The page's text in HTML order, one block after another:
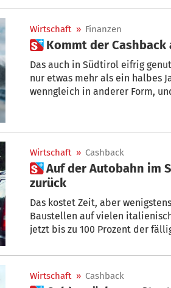
Wirtschaft » Finanzen
 Kommt der
Das auch in Südtirol eifrig
nur etwas mehr als ein halbes
wenngleich in anderer Form,
Wirtschaft » Cashback
 Auf der Autobahn im Stau? Ab jetzt bekommen Sie die Maut
zurück
Das kostet Zeit, aber
Baustellen auf vielen
jetzt bis zu 100 Prozent der fälligen Maut zurück.
Wirtschaft » Cashback